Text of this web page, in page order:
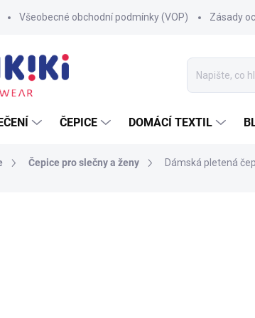
Všeobecné obchodní podmínky (VOP) Zásady
ČEPICE DOMÁCÍ TEXTIL
Čepice pro slečny a ženy Dámská pletená